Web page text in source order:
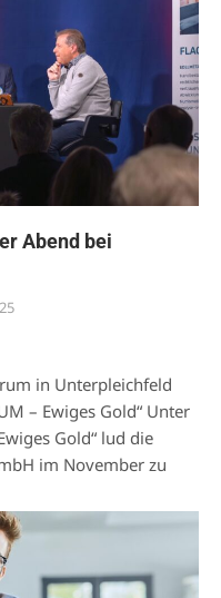
Abend bei
in Unterpleichfeld
– Ewiges Gold“ Unter
Gold“ lud die
im November zu